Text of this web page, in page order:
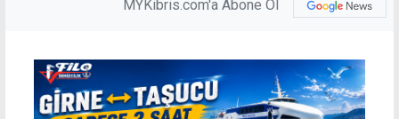
MYKibris.com'a Abone Ol